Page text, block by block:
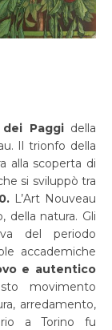
Paggidella
Il trionfo della
alla scoperta di
si sviluppò tra
L’Art Nouveau
della natura. Gli
del periodo
accademiche
e autentico
movimento
arredamento,
a Torino fu